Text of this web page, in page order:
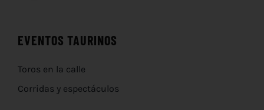
EVENTOS TAURINOS
Toros en la calle
Corridas y espectáculos